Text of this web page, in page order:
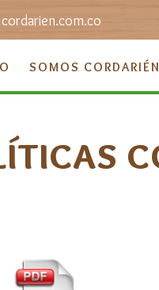
SOMOS CORDARIÉN